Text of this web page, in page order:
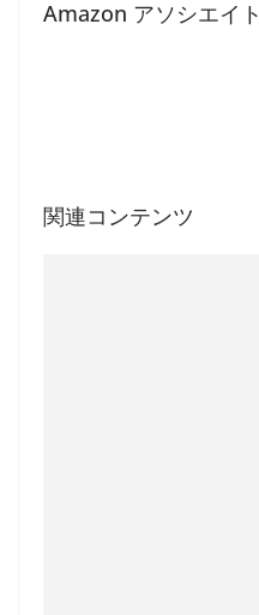
Amazon アソシエイト
関連コンテンツ